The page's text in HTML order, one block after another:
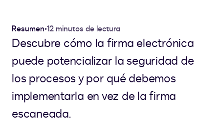
Resumen•12 minutos de lectura
Descubre cómo la firma electrónica
puede potencializar la seguridad de
los procesos y por qué debemos
implementarla en vez de la firma
escaneada.